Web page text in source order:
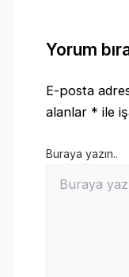
Yorum
E-posta
alanlar * ile
Buraya yazın..